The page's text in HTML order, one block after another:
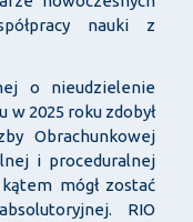
nauki z
o nieudzielenie
2025 roku zdobył
Obrachunkowej
i proceduralnej
mógł zostać
RIO